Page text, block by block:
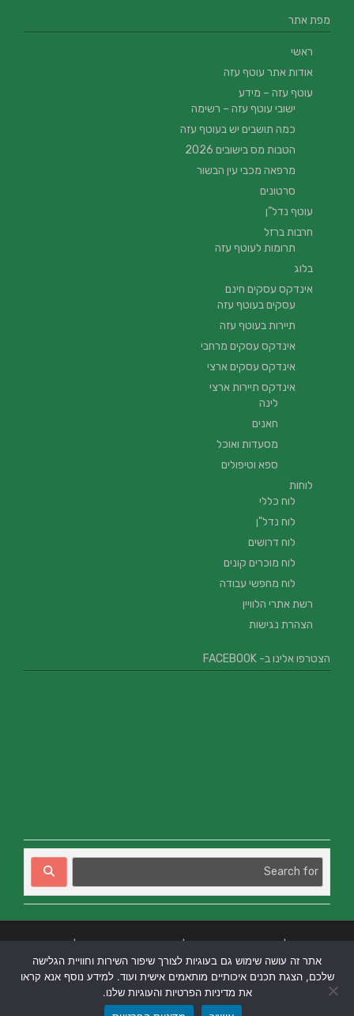
מפת אתר
ראשי
אודות אתר עוטף עזה
עוטף עזה – מידע
ישובי עוטף עזה – רשימה
כמה תושבים יש בעוטף עזה
הטבות מס בישובים 2026
מרפאה מכבי עין הבשור
סרטונים
עוטף נדל”ן
חרבות ברזל
תרומות לעוטף עזה
בלוג
אינדקס עסקים חינם
עסקים בעוטף עזה
תיירות בעוטף עזה
אינדקס עסקים מרחבי
אינדקס עסקים ארצי
אינדקס תיירות ארצי
לינה
חאנים
מסעדות ואוכל
ספא וטיפולים
לוחות
לוח כללי
לוח נדל"ן
לוח דרושים
לוח מוכרים קונים
לוח מחפשי עבודה
רשת אתרי הלוויין
הצהרת נגישות
הצטרפו אלינו ב- FACEBOOK
בבאר שבע |
אתר זה עושה שימוש גם בעוגיות לצורך שיפור השירות וחוויית הגלישה
שלכם, הצגת תכנים איכותיים מותאמים אישית ועוד. למידע נוסף אנא קראו
את מדיניות הפרטיות והעוגיות שלנו.